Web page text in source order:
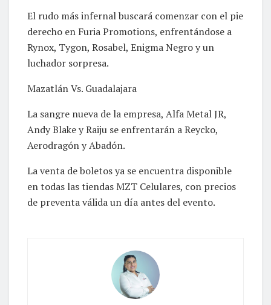
El rudo más infernal buscará comenzar con el pie
derecho en Furia Promotions, enfrentándose a
Rynox, Tygon, Rosabel, Enigma Negro y un
luchador sorpresa.
Mazatlán Vs. Guadalajara
La sangre nueva de la empresa, Alfa Metal JR,
Andy Blake y Raiju se enfrentarán a Reycko,
Aerodragón y Abadón.
La venta de boletos ya se encuentra disponible
en todas las tiendas MZT Celulares, con precios
de preventa válida un día antes del evento.